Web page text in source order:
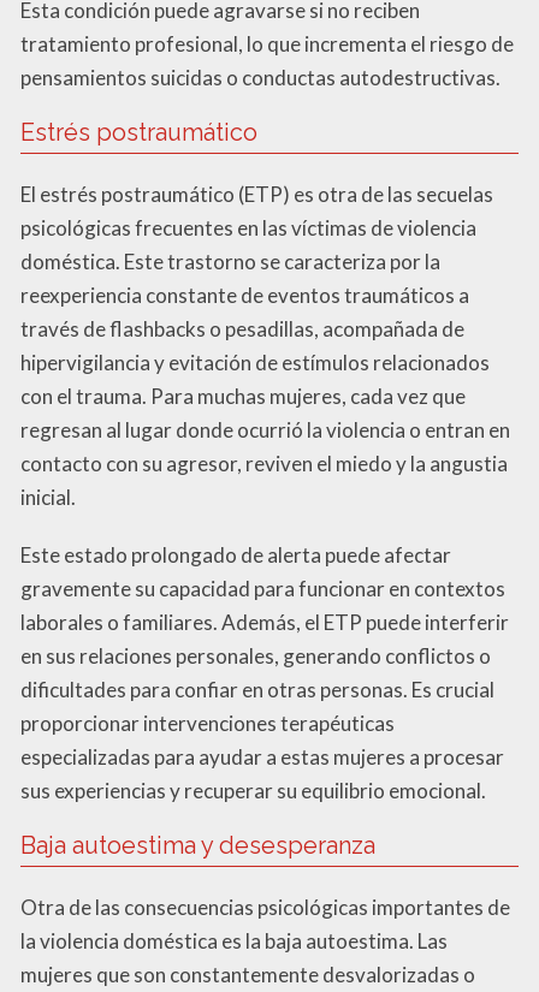
Esta condición puede agravarse si no reciben
tratamiento profesional, lo que incrementa el riesgo de
pensamientos suicidas o conductas autodestructivas.
Estrés postraumático
El estrés postraumático (ETP) es otra de las secuelas
psicológicas frecuentes en las víctimas de violencia
doméstica. Este trastorno se caracteriza por la
reexperiencia constante de eventos traumáticos a
través de flashbacks o pesadillas, acompañada de
hipervigilancia y evitación de estímulos relacionados
con el trauma. Para muchas mujeres, cada vez que
regresan al lugar donde ocurrió la violencia o entran en
contacto con su agresor, reviven el miedo y la angustia
inicial.
Este estado prolongado de alerta puede afectar
gravemente su capacidad para funcionar en contextos
laborales o familiares. Además, el ETP puede interferir
en sus relaciones personales, generando conflictos o
dificultades para confiar en otras personas. Es crucial
proporcionar intervenciones terapéuticas
especializadas para ayudar a estas mujeres a procesar
sus experiencias y recuperar su equilibrio emocional.
Baja autoestima y desesperanza
Otra de las consecuencias psicológicas importantes de
la violencia doméstica es la baja autoestima. Las
mujeres que son constantemente desvalorizadas o